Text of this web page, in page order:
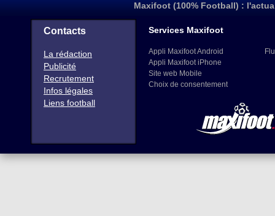
Maxifoot (100% Football) :
Contacts
La rédaction
Publicité
Recrutement
Infos légales
Liens football
Services Maxifoot
Appli Maxifoot Android
Appli Maxifoot iPhone
Site web Mobile
Choix de consentement